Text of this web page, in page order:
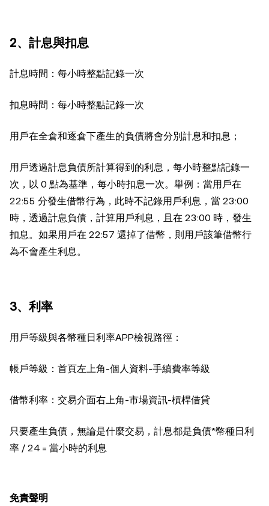
2、計息與扣息
計息時間：每小時整點記錄一次
扣息時間：每小時整點記錄一次
用戶在全倉和逐倉下產生的負債將會分別計息和扣息；
用戶透過計息負債所計算得到的利息，每小時整點記錄一
次，以 0 點為基準，每小時扣息一次。舉例：當用戶在
22:55 分發生借幣行為，此時不記錄用戶利息，當 23:00
時，透過計息負債，計算用戶利息，且在 23:00 時，發生
扣息。如果用戶在 22:57 還掉了借幣，則用戶該筆借幣行
為不會產生利息。
3、利率
用戶等級與各幣種日利率APP檢視路徑：
帳戶等級：首頁左上角-個人資料-手續費率等級
借幣利率：交易介面右上角-市場資訊-槓桿借貸
只要產生負債，無論是什麼交易，計息都是負債*幣種日利
率 / 24 = 當小時的利息
免責聲明